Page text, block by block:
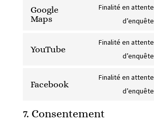
Google
Maps
Finalité en attente
d’enquête
YouTube
Finalité en attente
d’enquête
Facebook
Finalité en attente
d’enquête
7. Consentement